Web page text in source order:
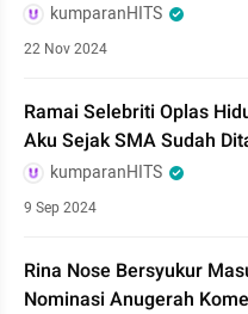
kumparanHITS
22 Nov 2024
Ramai Selebriti Oplas
Aku Sejak SMA Sudah
kumparanHITS
9 Sep 2024
Rina Nose Bersyukur
Nominasi Anugerah